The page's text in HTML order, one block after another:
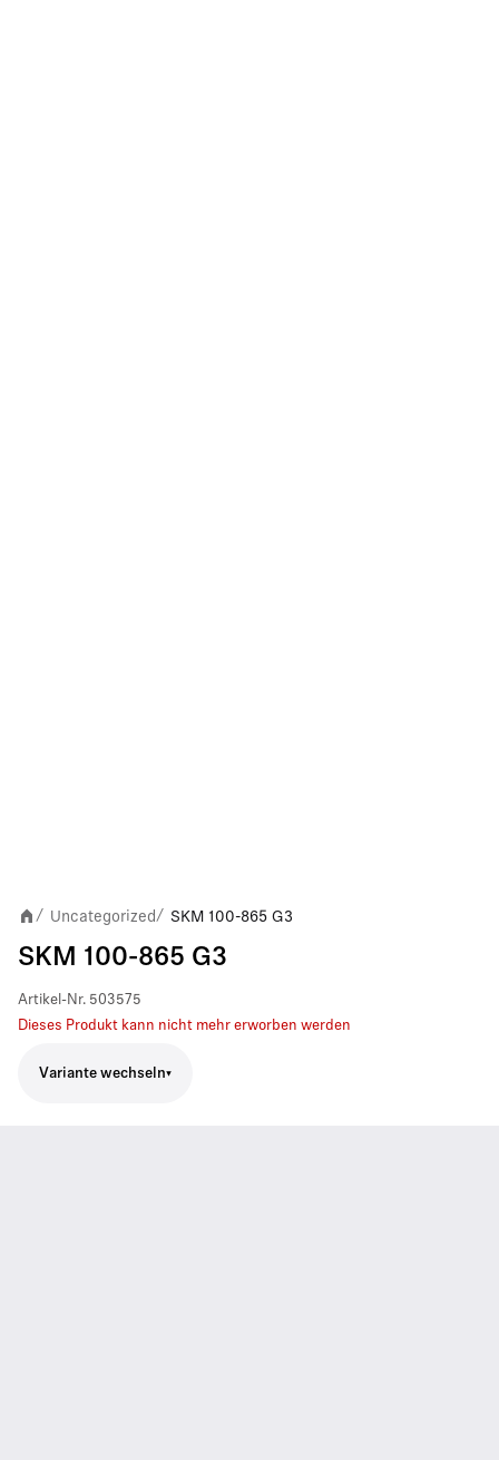
/ Uncategorized / SKM 100-865 G3
SKM 100-865 G3
Artikel-Nr. 503575
Dieses Produkt kann nicht mehr erworben werden
Variante wechseln